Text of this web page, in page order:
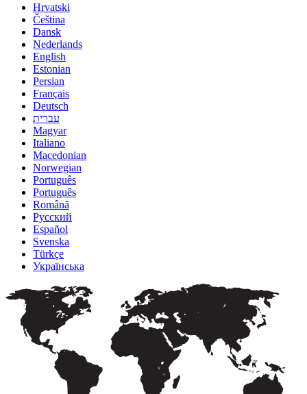
Hrvatski
Čeština
Dansk
Nederlands
English
Estonian
Persian
Français
Deutsch
עברית
Magyar
Italiano
Macedonian
Norwegian
Português
Português
Română
Русский
Español
Svenska
Türkçe
Українська